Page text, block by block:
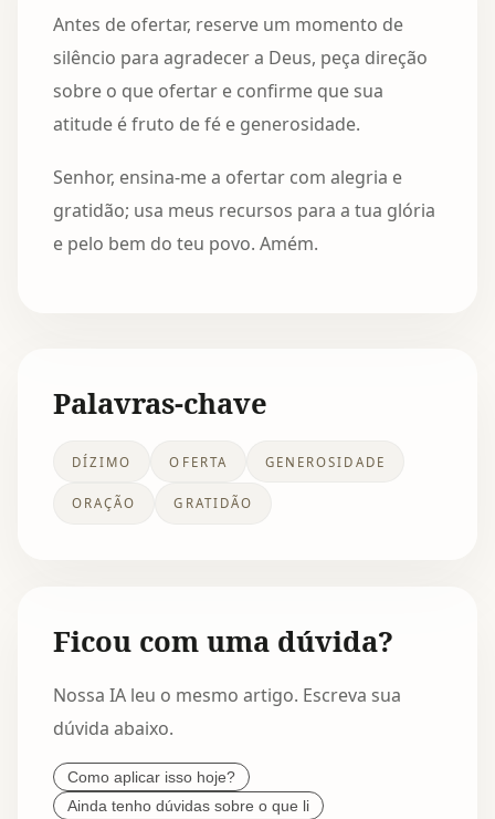
Antes de ofertar, reserve um momento de
silêncio para agradecer a Deus, peça direção
sobre o que ofertar e confirme que sua
atitude é fruto de fé e generosidade.
Senhor, ensina-me a ofertar com alegria e
gratidão; usa meus recursos para a tua glória
e pelo bem do teu povo. Amém.
Palavras-chave
DÍZIMO OFERTA GENEROSIDADE
ORAÇÃO GRATIDÃO
Ficou com uma dúvida?
Nossa IA leu o mesmo artigo. Escreva sua
dúvida abaixo.
Como aplicar isso hoje?
Ainda tenho dúvidas sobre o que li